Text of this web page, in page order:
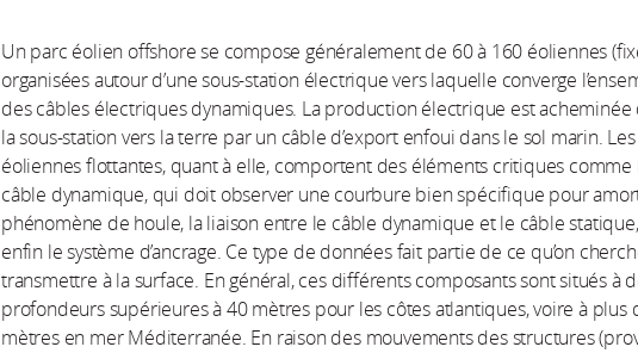
Un parc éolien offshore se compose généralement de 60 à 160 éoliennes
organisées autour d’une sous-station électrique vers laquelle converge
des câbles électriques dynamiques. La production électrique est acheminée
la sous-station vers la terre par un câble d’export enfoui dans le sol marin. Les
éoliennes flottantes, quant à elle, comportent des éléments critiques comme
câble dynamique, qui doit observer une courbure bien spécifique pour
phénomène de houle, la liaison entre le câble dynamique et le câble
enfin le système d’ancrage. Ce type de données fait partie de ce qu’on
transmettre à la surface. En général, ces différents composants sont situés à
profondeurs supérieures à 40 mètres pour les côtes atlantiques, voire à plus
mètres en mer Méditerranée. En raison des mouvements des structures